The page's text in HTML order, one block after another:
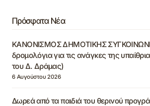
Πρόσφατα Νέα
ΚΑΝΟΝΙΣΜΟΣ ΔΗΜΟΤΙΚΗΣ
δρομολόγια για τις ανάγκες της
του Δ. Δράμας)
6 Αυγούστου 2026
Δωρεά από τα παιδιά του θερινού